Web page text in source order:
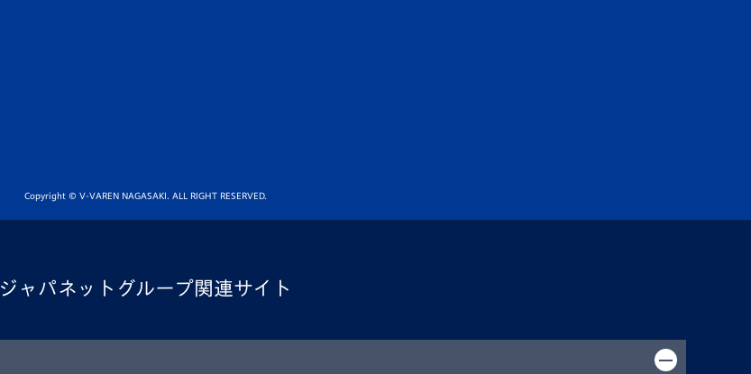
Copyright © V-VAREN NAGASAKI. ALL RIGHT RESERVED.
ジャパネットグループ関連サイト